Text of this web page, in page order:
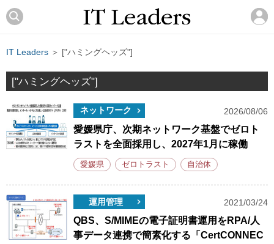
IT Leaders ＞ ["ハミングヘッズ"]
["ハミングヘッズ"]
ネットワーク 2026/08/06
愛媛県庁、次期ネットワーク基盤でゼロト
ラストを全面採用し、2027年1月に稼働
愛媛県 ゼロトラスト 自治体
運用管理 2021/03/24
QBS、S/MIMEの電子証明書運用をRPA/人
事データ連携で簡素化する「CertCONNEC